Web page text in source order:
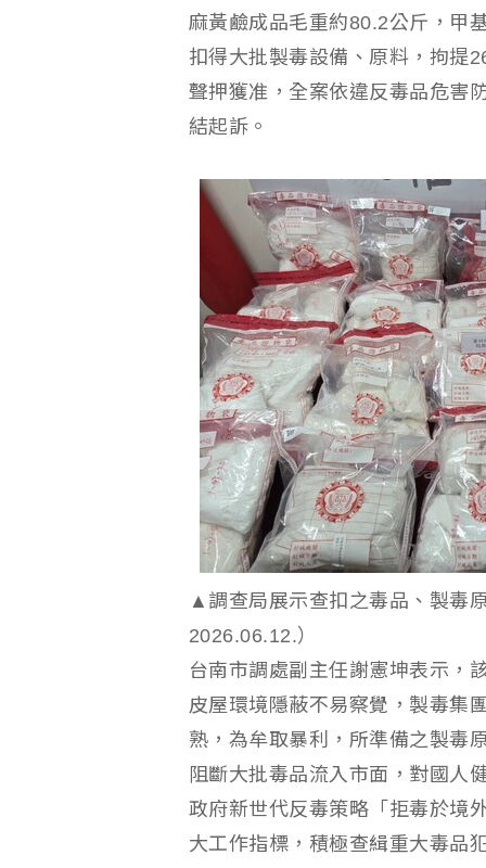
麻黃鹼成品毛重約80.2公斤，甲
扣得大批製毒設備、原料，拘提
聲押獲准，全案依違反毒品危害
結起訴。
▲調查局展示查扣之毒品、製毒
2026.06.12.）
台南市調處副主任謝憲坤表示，
皮屋環境隱蔽不易察覺，製毒集
熟，為牟取暴利，所準備之製毒
阻斷大批毒品流入市面，對國人
政府新世代反毒策略「拒毒於境
大工作指標，積極查緝重大毒品